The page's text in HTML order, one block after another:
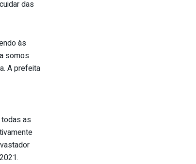
das
às
somos
A prefeita
todas as